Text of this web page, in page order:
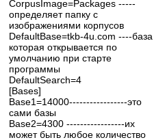
CorpusImage=Packages -----
определяет папку с
изображениями корпусов
DefaultBase=tkb-4u.com ----база
которая открывается по
умолчанию при старте
программы
DefaultSearch=4
[Bases]
Base1=14000-----------------это
сами базы
Base2=4300 -----------------их
может быть любое количество